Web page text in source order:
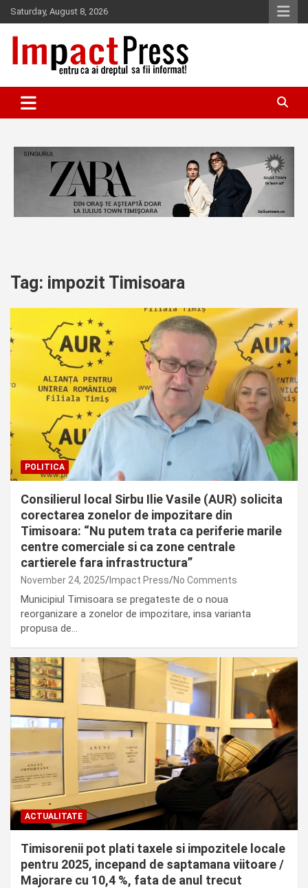
Skip
to
content
Saturday, August 8, 2026
IMPACTPRESS
Tag: impozit Timisoara
POLITICA
Consilierul local Sirbu Ilie Vasile (AUR) solicita
corectarea zonelor de impozitare din
Timisoara: “Nu putem trata ca periferie marile
centre comerciale si ca zone centrale
cartierele fara infrastructura”
November 24, 2025 Impact Press No Comments
Municipiul Timisoara se pregateste de o noua
reorganizare a zonelor de impozitare, insa varianta
propusa de…
ACTUALITATE
Timisorenii pot plati taxele si impozitele locale
pentru 2025, incepand de saptamana viitoare /
Majorare cu 10,4 %, fata de anul trecut